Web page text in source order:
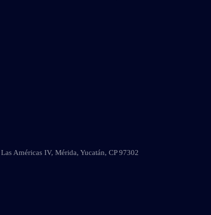
Américas IV, Mérida, Yucatán, CP 97302